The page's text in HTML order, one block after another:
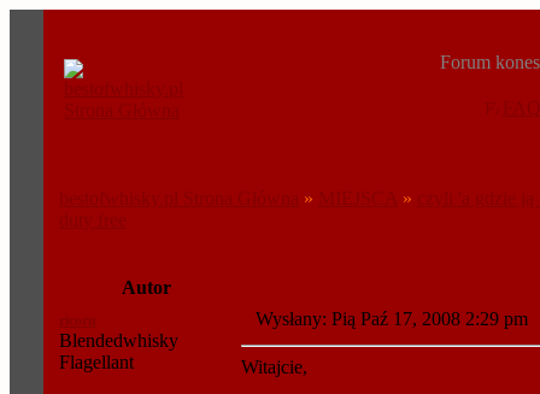
Forum
FAQ
bestofwhisky.pl Strona Główna » MIEJSCA » czyli 'a gdzie ją
duty free
Autor
ricorn
Blendedwhisky
Flagellant
Wysłany: Pią Paź 17, 2008 2:29
Witajcie,